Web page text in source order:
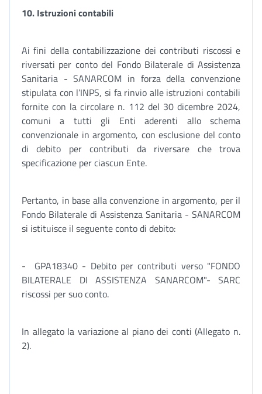
10. Istruzioni contabili
Ai fini della contabilizzazione dei contributi riscossi e
riversati per conto del Fondo Bilaterale di Assistenza
Sanitaria - SANARCOM in forza della convenzione
stipulata con l’INPS, si fa rinvio alle istruzioni contabili
fornite con la circolare n. 112 del 30 dicembre 2024,
comuni a tutti gli Enti aderenti allo schema
convenzionale in argomento, con esclusione del conto
di debito per contributi da riversare che trova
specificazione per ciascun Ente.
Pertanto, in base alla convenzione in argomento, per il
Fondo Bilaterale di Assistenza Sanitaria - SANARCOM
si istituisce il seguente conto di debito:
- GPA18340 - Debito per contributi verso "FONDO
BILATERALE DI ASSISTENZA SANARCOM"- SARC
riscossi per suo conto.
In allegato la variazione al piano dei conti (Allegato n.
2).